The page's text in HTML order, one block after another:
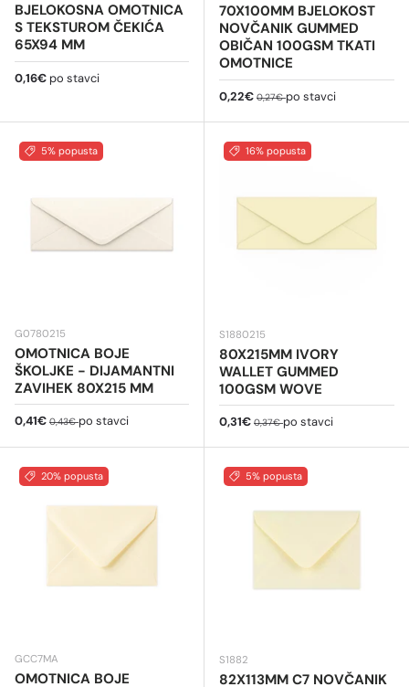
BJELOKOSNA OMOTNICA
S TEKSTUROM ČEKIĆA
65X94 MM
Redovna cijena
0,16€ po stavci
70X100MM BJELOKOST
NOVČANIK GUMMED
OBIČAN 100GSM TKATI
OMOTNICE
Cijena na sniženju
0,22€ Redovna cijena
0,27€po stavci
5% popusta
G0780215
OMOTNICA BOJE
ŠKOLJKE - DIJAMANTNI
ZAVIHEK 80X215 MM
Cijena na sniženju
0,41€ Redovna cijena
0,43€po stavci
16% popusta
S1880215
80X215MM IVORY
WALLET GUMMED
100GSM WOVE
Cijena na sniženju
0,31€ Redovna cijena
0,37€po stavci
20% popusta
GCC7MA
OMOTNICA BOJE
5% popusta
S1882
82X113MM C7 NOVČANIK